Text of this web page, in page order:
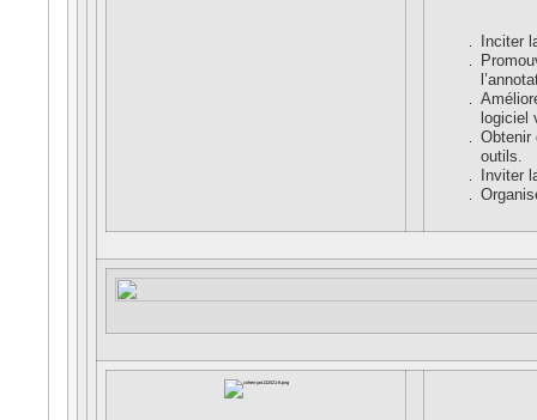
Inciter
logiciel
Obtenir
outils.
Inviter